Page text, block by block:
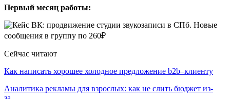
Первый месяц работы:
Сейчас читают
Как написать хорошее холодное предложение b2b–клиенту
Аналитика рекламы для взрослых: как не слить бюджет из-